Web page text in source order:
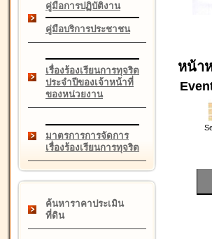
คู่มือการปฏิบัติงาน
คู่มือบริการประชาชน
เรื่องร้องเรียนการทุจริต
ประจำปีของเจ้าหน้าที่
ของหน่วยงาน
มาตรการการจัดการ
เรื่องร้องเรียนการทุจริต
ค้นหาราคาประเมิน
ที่ดิน
หน้า